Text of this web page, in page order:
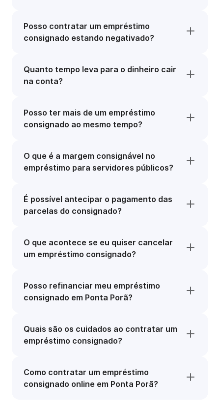
Posso contratar um empréstimo
consignado estando negativado?
Quanto tempo leva para o dinheiro cair
na conta?
Posso ter mais de um empréstimo
consignado ao mesmo tempo?
O que é a margem consignável no
empréstimo para servidores públicos?
É possível antecipar o pagamento das
parcelas do consignado?
O que acontece se eu quiser cancelar
um empréstimo consignado?
Posso refinanciar meu empréstimo
consignado em Ponta Porã?
Quais são os cuidados ao contratar um
empréstimo consignado?
Como contratar um empréstimo
consignado online em Ponta Porã?